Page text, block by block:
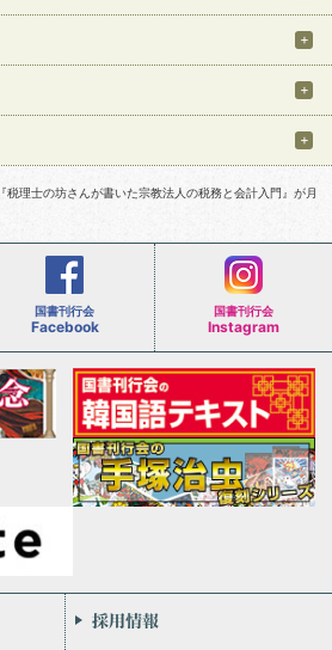
『税理士の坊さんが書いた宗教法人の税務と会計入門』が月
国書刊行会
Facebook
国書刊行会
Instagram
会社案内